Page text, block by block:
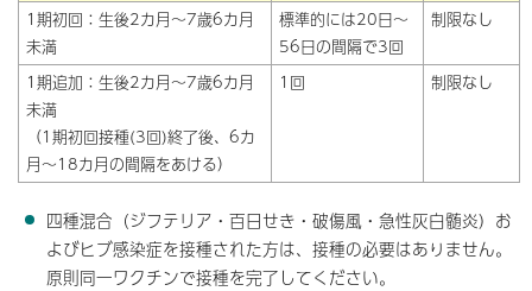
1期初回：生後2カ月～7歳6カ月
未満
標準的には20日～
56日の間隔で3回
制限なし
1期追加：生後2カ月～7歳6カ月
未満
（1期初回接種(3回)終了後、6カ
月～18カ月の間隔をあける）
1回 制限なし
四種混合（ジフテリア・百日せき・破傷風・急性灰白髄炎）お
よびヒブ感染症を接種された方は、接種の必要はありません。
原則同一ワクチンで接種を完了してください。